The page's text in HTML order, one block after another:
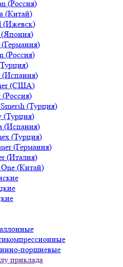
(Россия)
(Китай)
(Ижевск)
(Россия)
(Испания)
(США)
(Россия)
(Турция)
(Турция)
(Испания)
(Турция)
(Германия)
(Италия)
(Китай)
поршневые
приклада